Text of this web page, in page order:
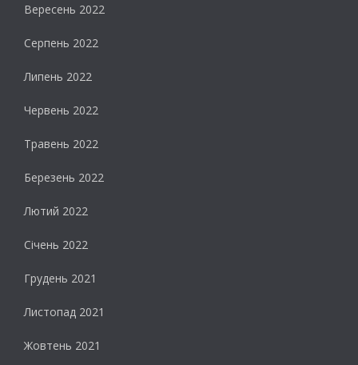
Вересень 2022
Серпень 2022
Липень 2022
Червень 2022
Травень 2022
Березень 2022
Лютий 2022
Січень 2022
Грудень 2021
Листопад 2021
Жовтень 2021